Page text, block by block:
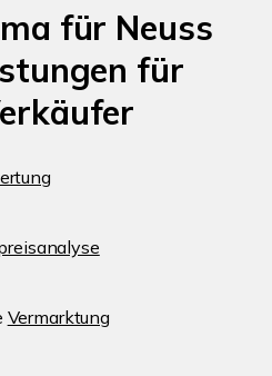
für Neuss
für
Vermarktung